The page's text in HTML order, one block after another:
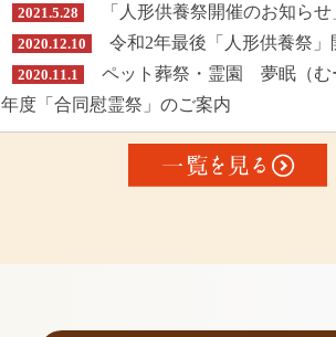
2021.5.28 「人形供養祭開催のお知らせ
2020.12.10 令和2年最後「人形供養祭
2020.11.1
ペット葬祭・霊園 夢眠（む
年度「合同慰霊祭」のご案内